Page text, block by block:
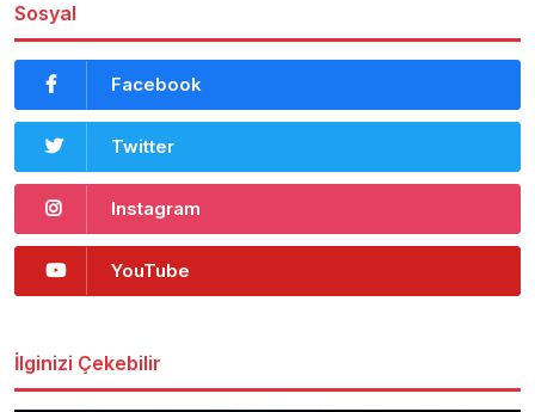
Sosyal
Facebook
Twitter
Instagram
YouTube
İlginizi Çekebilir